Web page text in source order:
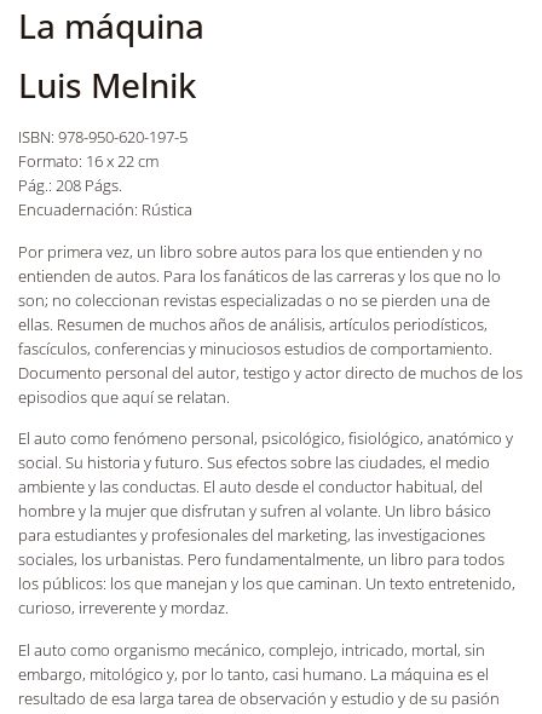
La máquina
Luis Melnik
ISBN: 978-950-620-197-5
Formato: 16 x 22 cm
Pág.: 208 Págs.
Encuadernación: Rústica
Por primera vez, un libro sobre autos para los que entienden y no
entienden de autos. Para los fanáticos de las carreras y los que no lo
son; no coleccionan revistas especializadas o no se pierden una de
ellas. Resumen de muchos años de análisis, artículos periodísticos,
fascículos, conferencias y minuciosos estudios de comportamiento.
Documento personal del autor, testigo y actor directo de muchos de los
episodios que aquí se relatan.
El auto como fenómeno personal, psicológico, fisiológico, anatómico y
social. Su historia y futuro. Sus efectos sobre las ciudades, el medio
ambiente y las conductas. El auto desde el conductor habitual, del
hombre y la mujer que disfrutan y sufren al volante. Un libro básico
para estudiantes y profesionales del marketing, las investigaciones
sociales, los urbanistas. Pero fundamentalmente, un libro para todos
los públicos: los que manejan y los que caminan. Un texto entretenido,
curioso, irreverente y mordaz.
El auto como organismo mecánico, complejo, intricado, mortal, sin
embargo, mitológico y, por lo tanto, casi humano. La máquina es el
resultado de esa larga tarea de observación y estudio y de su pasión